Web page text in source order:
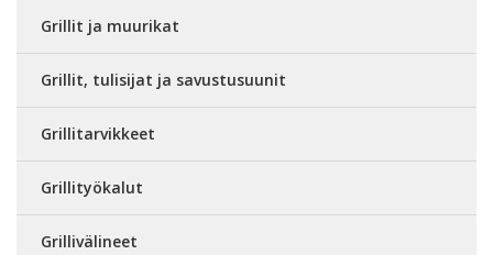
Grillit ja muurikat
Grillit, tulisijat ja savustusuunit
Grillitarvikkeet
Grillityökalut
Grillivälineet